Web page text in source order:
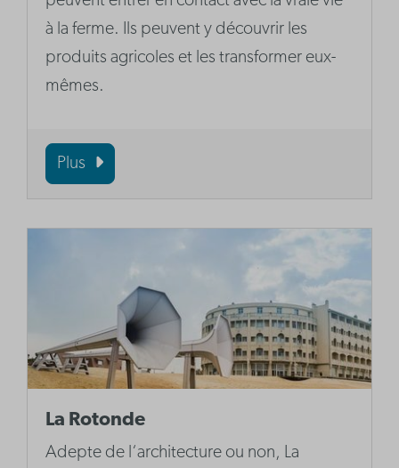
à la ferme. Ils peuvent y découvrir les
produits agricoles et les transformer eux-
mêmes.
Plus
La Rotonde
Adepte de l‘architecture ou non, La